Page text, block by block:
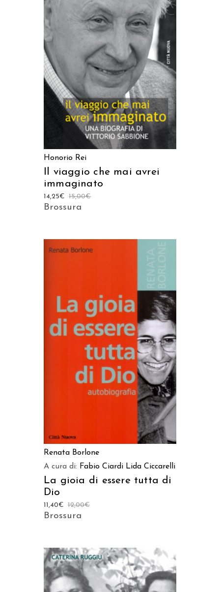
AGGIUNGI AL CARRELLO
Honorio Rei
Il viaggio che mai avrei
immaginato
15,00€
14,25€
Brossura
AGGIUNGI AL CARRELLO
Renata Borlone
A cura di: Fabio Ciardi Lida Ciccarelli
La gioia di essere tutta di
Dio
12,00€
11,40€
Brossura